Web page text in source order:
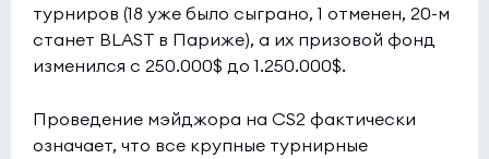
турниров (18 уже было сыграно, 1 отменен, 20-м
станет BLAST в Париже), а их призовой фонд
изменился с 250.000$ до 1.250.000$.
Проведение мэйджора на CS2 фактически
означает, что все крупные турнирные